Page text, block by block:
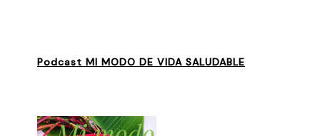
Podcast MI MODO DE VIDA SALUDABLE